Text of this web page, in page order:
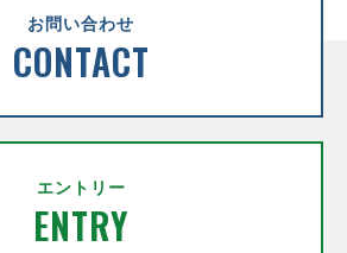
お問い合わせ
CONTACT
エントリー
ENTRY